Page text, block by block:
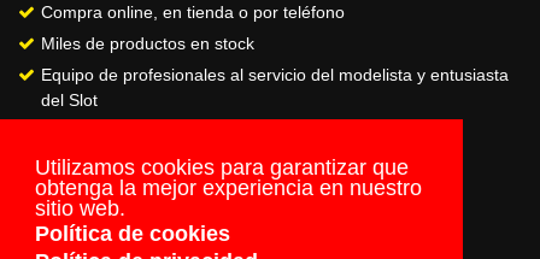
Utilizamos cookies para garantizar que
obtenga la mejor experiencia en nuestro
sitio web.
Política de cookies
Compra online, en tienda o por teléfono
Miles de productos en stock
Equipo de profesionales al servicio del modelista y entusiasta
del Slot
Servicio de pago seguro online
Envios a todo el mundo